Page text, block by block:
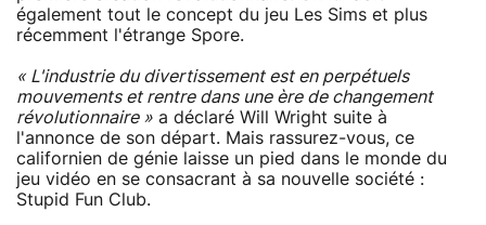
également tout le concept du jeu Les Sims et plus
récemment l'étrange Spore.
« L'industrie du divertissement est en perpétuels
mouvements et rentre dans une ère de changement
révolutionnaire » a déclaré Will Wright suite à
l'annonce de son départ. Mais rassurez-vous, ce
californien de génie laisse un pied dans le monde du
jeu vidéo en se consacrant à sa nouvelle société :
Stupid Fun Club.